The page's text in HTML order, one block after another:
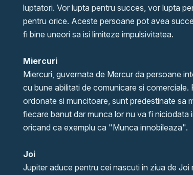
luptatori. Vor lupta pentru succes, vor lupta
pentru orice. Aceste persoane pot avea
fi bine uneori sa isi limiteze impulsivitatea.
Miercuri
Miercuri, guvernata de Mercur da persoane
cu bune abilitati de comunicare si comerciale.
ordonate si muncitoare, sunt predestinate sa
fiecare banut dar munca lor nu va fi niciodata
oricand ca exemplu ca "Munca innobileaza".
Joi
Jupiter aduce pentru cei nascuti in ziua de Joi